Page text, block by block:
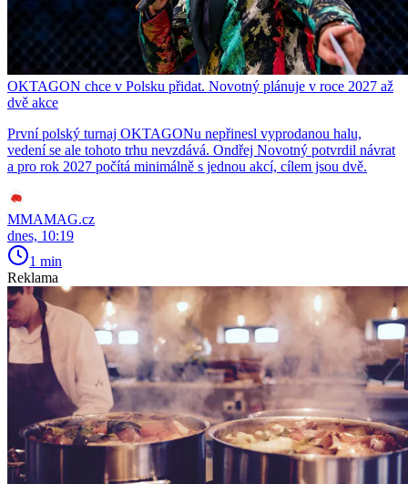
OKTAGON chce v Polsku přidat. Novotný plánuje v roce 2027 až
dvě akce
První polský turnaj OKTAGONu nepřinesl vyprodanou halu,
vedení se ale tohoto trhu nevzdává. Ondřej Novotný potvrdil návrat
a pro rok 2027 počítá minimálně s jednou akcí, cílem jsou dvě.
MMAMAG.cz
dnes, 10:19
1 min
Reklama